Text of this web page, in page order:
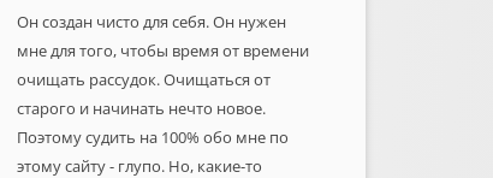
Он создан чисто для себя. Он нужен
мне для того, чтобы время от времени
очищать рассудок. Очищаться от
старого и начинать нечто новое.
Поэтому судить на 100% обо мне по
этому сайту - глупо. Но, какие-то